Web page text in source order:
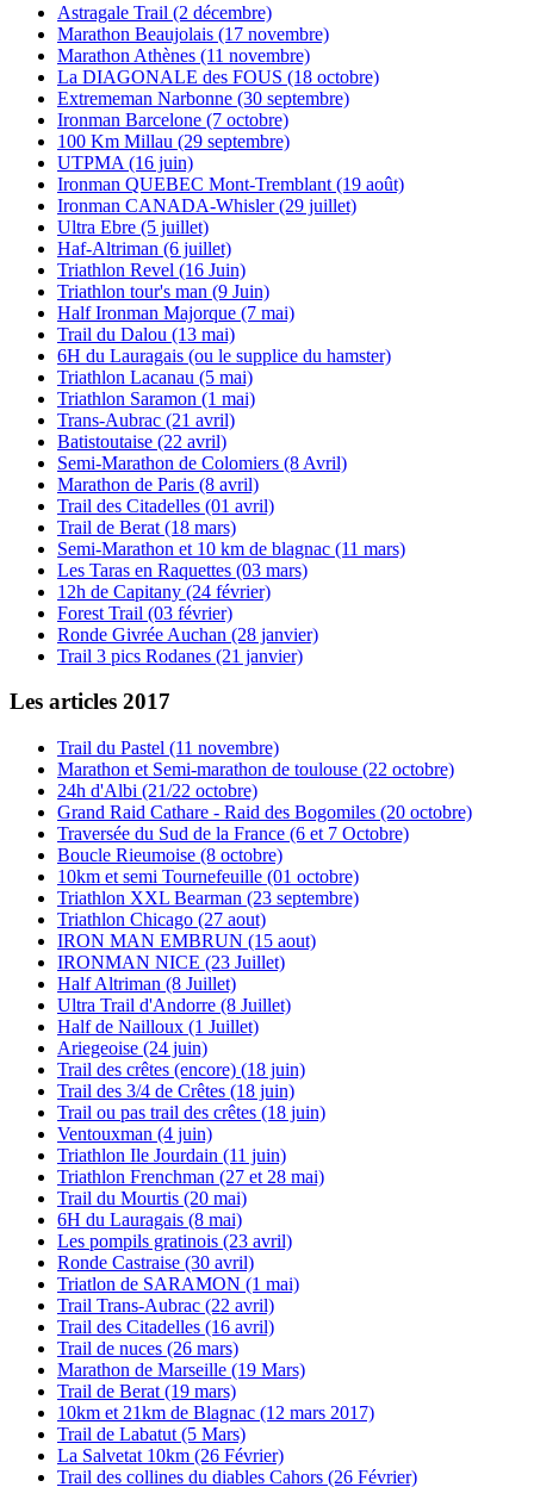
Astragale Trail (2 décembre)
Marathon Beaujolais (17 novembre)
Marathon Athènes (11 novembre)
La DIAGONALE des FOUS (18 octobre)
Extrememan Narbonne (30 septembre)
Ironman Barcelone (7 octobre)
100 Km Millau (29 septembre)
UTPMA (16 juin)
Ironman QUEBEC Mont-Tremblant (19 août)
Ironman CANADA-Whisler (29 juillet)
Ultra Ebre (5 juillet)
Haf-Altriman (6 juillet)
Triathlon Revel (16 Juin)
Triathlon tour's man (9 Juin)
Half Ironman Majorque (7 mai)
Trail du Dalou (13 mai)
6H du Lauragais (ou le supplice du hamster)
Triathlon Lacanau (5 mai)
Triathlon Saramon (1 mai)
Trans-Aubrac (21 avril)
Batistoutaise (22 avril)
Semi-Marathon de Colomiers (8 Avril)
Marathon de Paris (8 avril)
Trail des Citadelles (01 avril)
Trail de Berat (18 mars)
Semi-Marathon et 10 km de blagnac (11 mars)
Les Taras en Raquettes (03 mars)
12h de Capitany (24 février)
Forest Trail (03 février)
Ronde Givrée Auchan (28 janvier)
Trail 3 pics Rodanes (21 janvier)
Les articles 2017
Trail du Pastel (11 novembre)
Marathon et Semi-marathon de toulouse (22 octobre)
24h d'Albi (21/22 octobre)
Grand Raid Cathare - Raid des Bogomiles (20 octobre)
Traversée du Sud de la France (6 et 7 Octobre)
Boucle Rieumoise (8 octobre)
10km et semi Tournefeuille (01 octobre)
Triathlon XXL Bearman (23 septembre)
Triathlon Chicago (27 aout)
IRON MAN EMBRUN (15 aout)
IRONMAN NICE (23 Juillet)
Half Altriman (8 Juillet)
Ultra Trail d'Andorre (8 Juillet)
Half de Nailloux (1 Juillet)
Ariegeoise (24 juin)
Trail des crêtes (encore) (18 juin)
Trail des 3/4 de Crêtes (18 juin)
Trail ou pas trail des crêtes (18 juin)
Ventouxman (4 juin)
Triathlon Ile Jourdain (11 juin)
Triathlon Frenchman (27 et 28 mai)
Trail du Mourtis (20 mai)
6H du Lauragais (8 mai)
Les pompils gratinois (23 avril)
Ronde Castraise (30 avril)
Triatlon de SARAMON (1 mai)
Trail Trans-Aubrac (22 avril)
Trail des Citadelles (16 avril)
Trail de nuces (26 mars)
Marathon de Marseille (19 Mars)
Trail de Berat (19 mars)
10km et 21km de Blagnac (12 mars 2017)
Trail de Labatut (5 Mars)
La Salvetat 10km (26 Février)
Trail des collines du diables Cahors (26 Février)